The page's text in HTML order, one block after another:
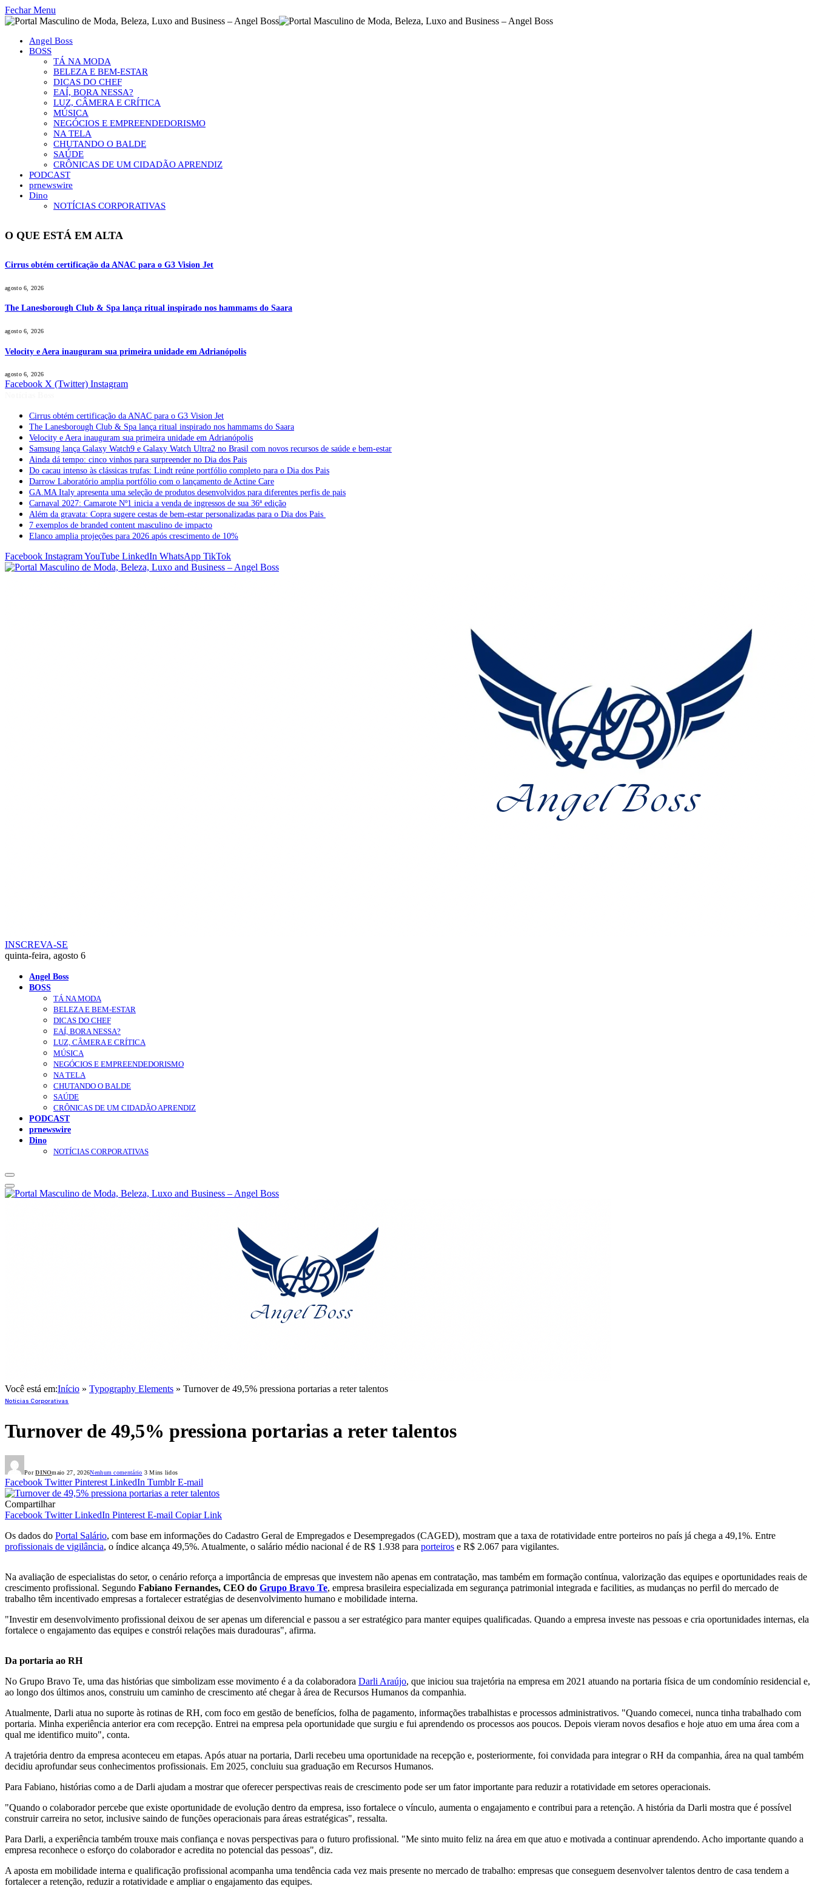
Fechar Menu
Angel Boss
BOSS
TÁ NA MODA
BELEZA E BEM-ESTAR
DICAS DO CHEF
EAÍ, BORA NESSA?
LUZ, CÂMERA E CRÍTICA
MÚSICA
NEGÓCIOS E EMPREENDEDORISMO
NA TELA
CHUTANDO O BALDE
SAÚDE
CRÔNICAS DE UM CIDADÃO APRENDIZ
PODCAST
prnewswire
Dino
NOTÍCIAS CORPORATIVAS
O QUE ESTÁ EM ALTA
Cirrus obtém certificação da ANAC para o G3 Vision Jet
agosto 6, 2026
The Lanesborough Club & Spa lança ritual inspirado nos hammams do Saara
agosto 6, 2026
Velocity e Aera inauguram sua primeira unidade em Adrianópolis
agosto 6, 2026
Facebook X (Twitter) Instagram
Cirrus obtém certificação da ANAC para o G3 Vision Jet
The Lanesborough Club & Spa lança ritual inspirado nos hammams do Saara
Velocity e Aera inauguram sua primeira unidade em Adrianópolis
Samsung lança Galaxy Watch9 e Galaxy Watch Ultra2 no Brasil com novos recursos de saúde e bem-estar
Ainda dá tempo: cinco vinhos para surpreender no Dia dos Pais
Do cacau intenso às clássicas trufas: Lindt reúne portfólio completo para o Dia dos Pais
Darrow Laboratório amplia portfólio com o lançamento de Actine Care
GA.MA Italy apresenta uma seleção de produtos desenvolvidos para diferentes perfis de pais
Carnaval 2027: Camarote Nº1 inicia a venda de ingressos de sua 36ª edição
Além da gravata: Copra sugere cestas de bem-estar personalizadas para o Dia dos Pais
7 exemplos de branded content masculino de impacto
Elanco amplia projeções para 2026 após crescimento de 10%
Facebook InstagramYouTube LinkedIn WhatsApp TikTok
INSCREVA-SE
quinta-feira, agosto 6
Angel Boss
BOSS
TÁ NA MODA
BELEZA E BEM-ESTAR
DICAS DO CHEF
EAÍ, BORA NESSA?
LUZ, CÂMERA E CRÍTICA
MÚSICA
NEGÓCIOS E EMPREENDEDORISMO
NA TELA
CHUTANDO O BALDE
SAÚDE
CRÔNICAS DE UM CIDADÃO APRENDIZ
PODCAST
prnewswire
Dino
NOTÍCIAS CORPORATIVAS
Você está em:Início » Typography Elements » Turnover de 49,5% pressiona portarias a reter talentos
Notícias Corporativas
Turnover de 49,5% pressiona portarias a reter talentos
Por DINOmaio 27, 2026Nenhum comentário 3 Mins lidos
Facebook Twitter Pinterest LinkedIn Tumblr E-mail
Compartilhar
Facebook Twitter LinkedIn Pinterest E-mail Copiar Link
Os dados do Portal Salário, com base em informações do Cadastro Geral de Empregados e Desempregados (CAGED), mostram que a taxa de rotatividade entre porteiros no país já chega a 49,1%. Entre
profissionais de vigilância, o índice alcança 49,5%. Atualmente, o salário médio nacional é de R$ 1.938 para porteiros e R$ 2.067 para vigilantes.
Na avaliação de especialistas do setor, o cenário reforça a importância de empresas que investem não apenas em contratação, mas também em formação contínua, valorização das equipes e oportunidades reais de
crescimento profissional. Segundo Fabiano Fernandes, CEO do Grupo Bravo Te, empresa brasileira especializada em segurança patrimonial integrada e facilities, as mudanças no perfil do mercado de
trabalho têm incentivado empresas a fortalecer estratégias de desenvolvimento humano e mobilidade interna.
"Investir em desenvolvimento profissional deixou de ser apenas um diferencial e passou a ser estratégico para manter equipes qualificadas. Quando a empresa investe nas pessoas e cria oportunidades internas, ela
fortalece o engajamento das equipes e constrói relações mais duradouras", afirma.
Da portaria ao RH
No Grupo Bravo Te, uma das histórias que simbolizam esse movimento é a da colaboradora Darli Araújo, que iniciou sua trajetória na empresa em 2021 atuando na portaria física de um condomínio residencial e,
ao longo dos últimos anos, construiu um caminho de crescimento até chegar à área de Recursos Humanos da companhia.
Atualmente, Darli atua no suporte às rotinas de RH, com foco em gestão de benefícios, folha de pagamento, informações trabalhistas e processos administrativos. "Quando comecei, nunca tinha trabalhado com
portaria. Minha experiência anterior era com recepção. Entrei na empresa pela oportunidade que surgiu e fui aprendendo os processos aos poucos. Depois vieram novos desafios e hoje atuo em uma área com a
qual me identifico muito", conta.
A trajetória dentro da empresa aconteceu em etapas. Após atuar na portaria, Darli recebeu uma oportunidade na recepção e, posteriormente, foi convidada para integrar o RH da companhia, área na qual também
decidiu aprofundar seus conhecimentos profissionais. Em 2025, concluiu sua graduação em Recursos Humanos.
Para Fabiano, histórias como a de Darli ajudam a mostrar que oferecer perspectivas reais de crescimento pode ser um fator importante para reduzir a rotatividade em setores operacionais.
"Quando o colaborador percebe que existe oportunidade de evolução dentro da empresa, isso fortalece o vínculo, aumenta o engajamento e contribui para a retenção. A história da Darli mostra que é possível
construir carreira no setor, inclusive saindo de funções operacionais para áreas estratégicas", ressalta.
Para Darli, a experiência também trouxe mais confiança e novas perspectivas para o futuro profissional. "Me sinto muito feliz na área em que atuo e motivada a continuar aprendendo. Acho importante quando a
empresa reconhece o esforço do colaborador e acredita no potencial das pessoas", diz.
A aposta em mobilidade interna e qualificação profissional acompanha uma tendência cada vez mais presente no mercado de trabalho: empresas que conseguem desenvolver talentos dentro de casa tendem a
fortalecer a retenção, reduzir a rotatividade e ampliar o engajamento das equipes.